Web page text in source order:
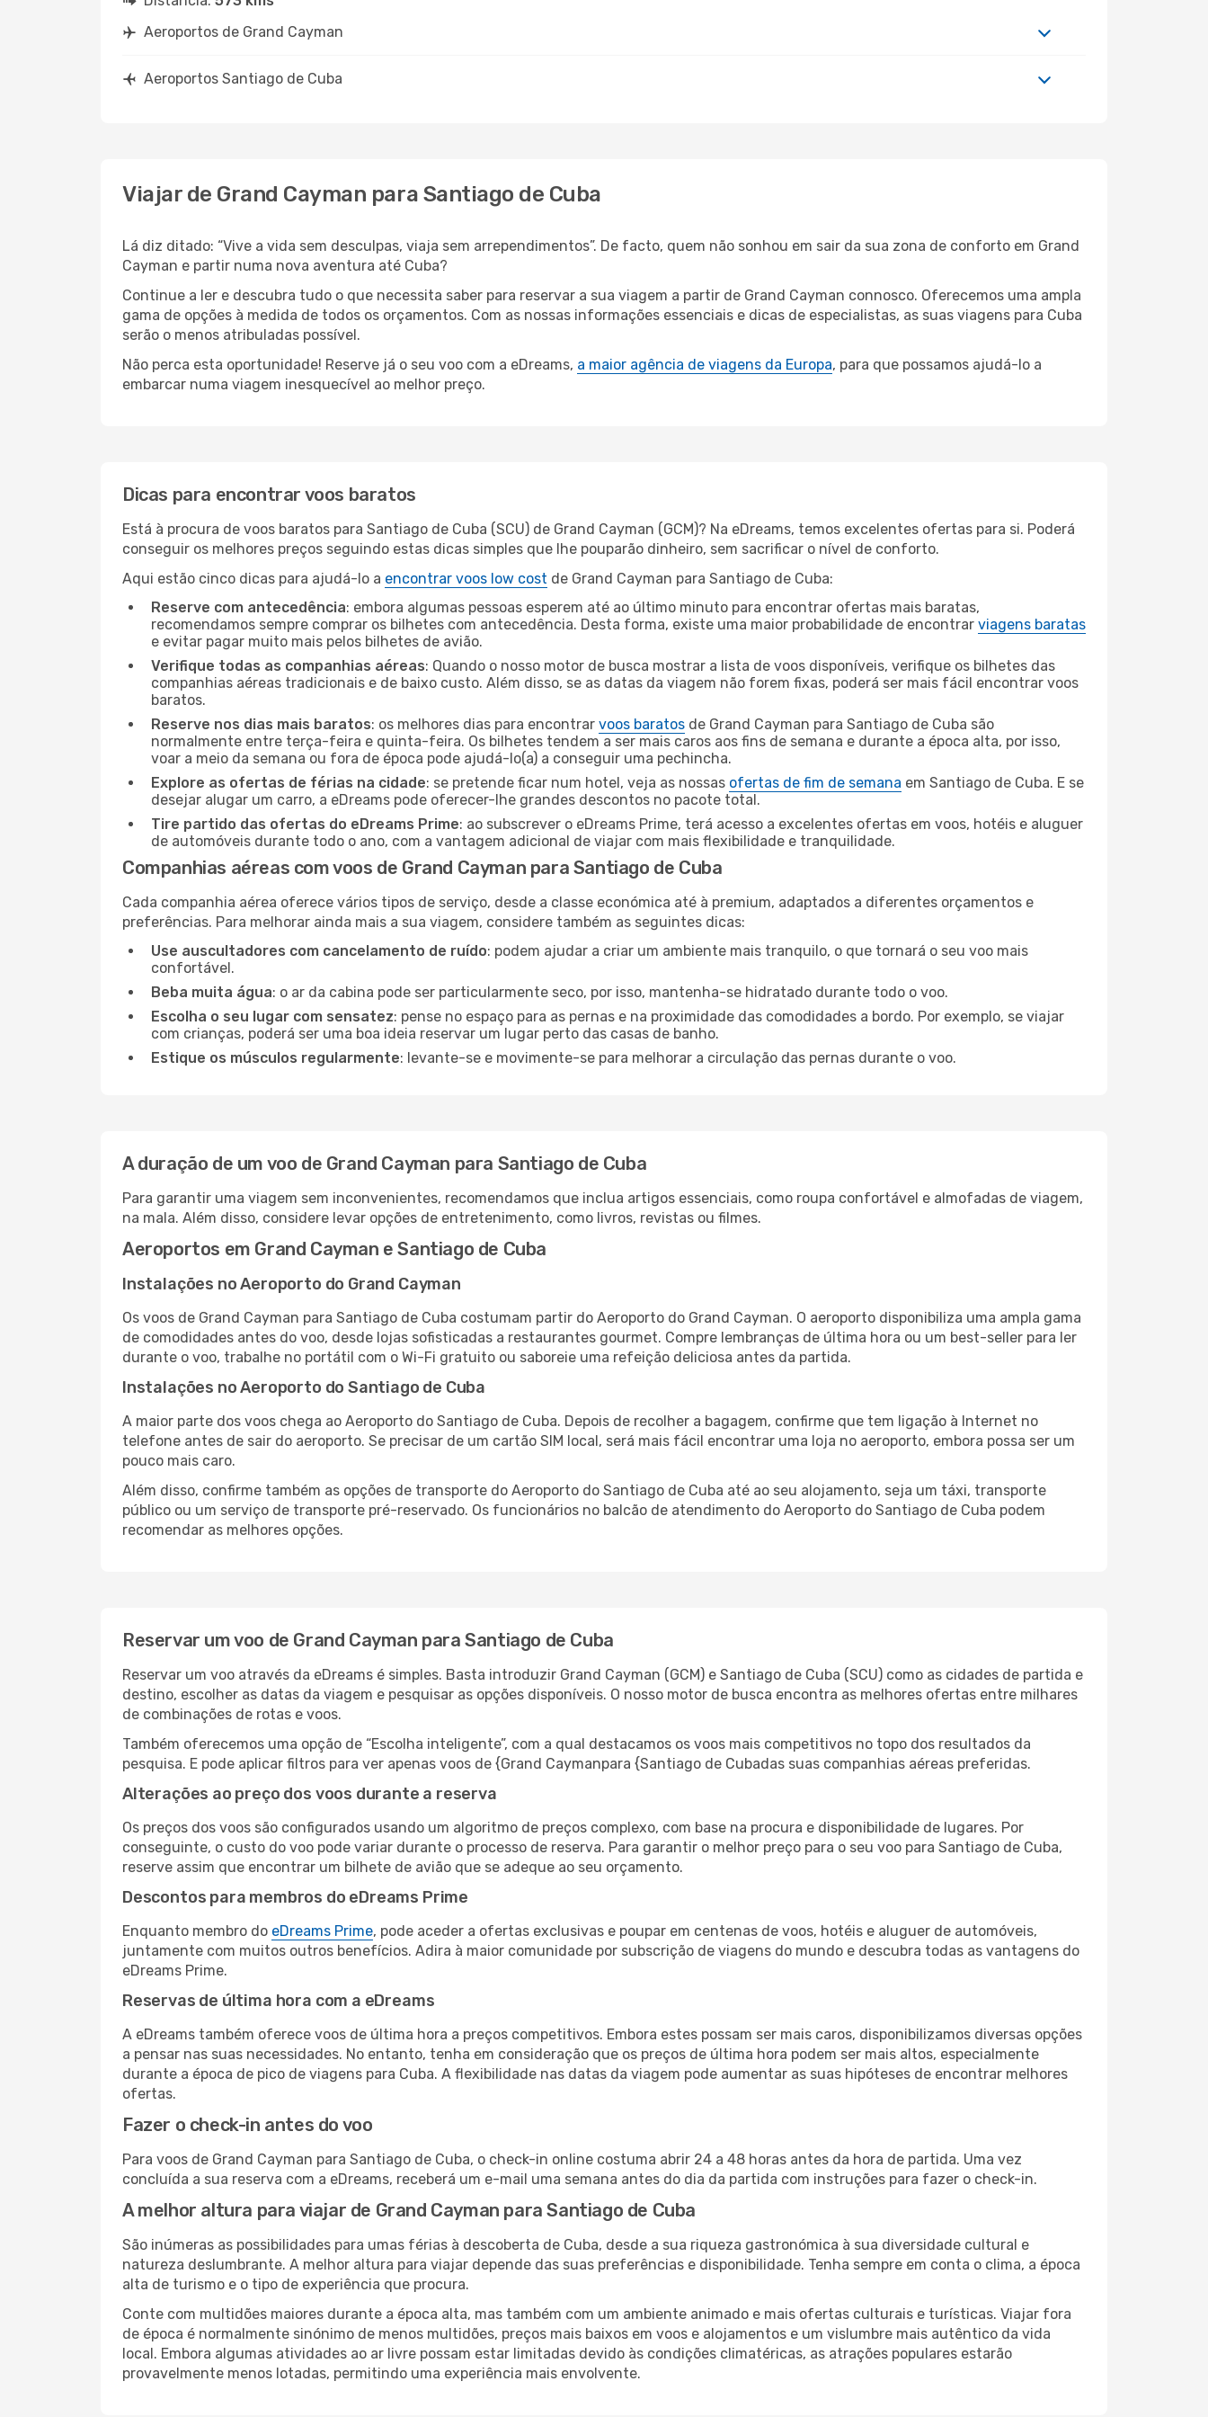
Aeroportos de Grand Cayman
Aeroportos Santiago de Cuba
Viajar de Grand Cayman para Santiago de Cuba
Lá diz ditado: “Vive a vida sem desculpas, viaja sem arrependimentos”. De facto, quem não sonhou em sair da sua zona de conforto em Grand
Cayman e partir numa nova aventura até Cuba?
Continue a ler e descubra tudo o que necessita saber para reservar a sua viagem a partir de Grand Cayman connosco. Oferecemos uma ampla
gama de opções à medida de todos os orçamentos. Com as nossas informações essenciais e dicas de especialistas, as suas viagens para Cuba
serão o menos atribuladas possível.
Não perca esta oportunidade! Reserve já o seu voo com a eDreams, a maior agência de viagens da Europa, para que possamos ajudá-lo a
embarcar numa viagem inesquecível ao melhor preço.
Dicas para encontrar voos baratos
Está à procura de voos baratos para Santiago de Cuba (SCU) de Grand Cayman (GCM)? Na eDreams, temos excelentes ofertas para si. Poderá
conseguir os melhores preços seguindo estas dicas simples que lhe pouparão dinheiro, sem sacrificar o nível de conforto.
Aqui estão cinco dicas para ajudá-lo a encontrar voos low cost de Grand Cayman para Santiago de Cuba:
Reserve com antecedência: embora algumas pessoas esperem até ao último minuto para encontrar ofertas mais baratas,
recomendamos sempre comprar os bilhetes com antecedência. Desta forma, existe uma maior probabilidade de encontrar viagens baratas
e evitar pagar muito mais pelos bilhetes de avião.
Verifique todas as companhias aéreas: Quando o nosso motor de busca mostrar a lista de voos disponíveis, verifique os bilhetes das
companhias aéreas tradicionais e de baixo custo. Além disso, se as datas da viagem não forem fixas, poderá ser mais fácil encontrar voos
baratos.
Reserve nos dias mais baratos: os melhores dias para encontrar voos baratos de Grand Cayman para Santiago de Cuba são
normalmente entre terça-feira e quinta-feira. Os bilhetes tendem a ser mais caros aos fins de semana e durante a época alta, por isso,
voar a meio da semana ou fora de época pode ajudá-lo(a) a conseguir uma pechincha.
Explore as ofertas de férias na cidade: se pretende ficar num hotel, veja as nossas ofertas de fim de semana em Santiago de Cuba. E se
desejar alugar um carro, a eDreams pode oferecer-lhe grandes descontos no pacote total.
Tire partido das ofertas do eDreams Prime: ao subscrever o eDreams Prime, terá acesso a excelentes ofertas em voos, hotéis e aluguer
de automóveis durante todo o ano, com a vantagem adicional de viajar com mais flexibilidade e tranquilidade.
Companhias aéreas com voos de Grand Cayman para Santiago de Cuba
Cada companhia aérea oferece vários tipos de serviço, desde a classe económica até à premium, adaptados a diferentes orçamentos e
preferências. Para melhorar ainda mais a sua viagem, considere também as seguintes dicas:
Use auscultadores com cancelamento de ruído: podem ajudar a criar um ambiente mais tranquilo, o que tornará o seu voo mais
confortável.
Beba muita água: o ar da cabina pode ser particularmente seco, por isso, mantenha-se hidratado durante todo o voo.
Escolha o seu lugar com sensatez: pense no espaço para as pernas e na proximidade das comodidades a bordo. Por exemplo, se viajar
com crianças, poderá ser uma boa ideia reservar um lugar perto das casas de banho.
Estique os músculos regularmente: levante-se e movimente-se para melhorar a circulação das pernas durante o voo.
A duração de um voo de Grand Cayman para Santiago de Cuba
Para garantir uma viagem sem inconvenientes, recomendamos que inclua artigos essenciais, como roupa confortável e almofadas de viagem,
na mala. Além disso, considere levar opções de entretenimento, como livros, revistas ou filmes.
Aeroportos em Grand Cayman e Santiago de Cuba
Instalações no Aeroporto do Grand Cayman
Os voos de Grand Cayman para Santiago de Cuba costumam partir do Aeroporto do Grand Cayman. O aeroporto disponibiliza uma ampla gama
de comodidades antes do voo, desde lojas sofisticadas a restaurantes gourmet. Compre lembranças de última hora ou um best-seller para ler
durante o voo, trabalhe no portátil com o Wi-Fi gratuito ou saboreie uma refeição deliciosa antes da partida.
Instalações no Aeroporto do Santiago de Cuba
A maior parte dos voos chega ao Aeroporto do Santiago de Cuba. Depois de recolher a bagagem, confirme que tem ligação à Internet no
telefone antes de sair do aeroporto. Se precisar de um cartão SIM local, será mais fácil encontrar uma loja no aeroporto, embora possa ser um
pouco mais caro.
Além disso, confirme também as opções de transporte do Aeroporto do Santiago de Cuba até ao seu alojamento, seja um táxi, transporte
público ou um serviço de transporte pré-reservado. Os funcionários no balcão de atendimento do Aeroporto do Santiago de Cuba podem
recomendar as melhores opções.
Reservar um voo de Grand Cayman para Santiago de Cuba
Reservar um voo através da eDreams é simples. Basta introduzir Grand Cayman (GCM) e Santiago de Cuba (SCU) como as cidades de partida e
destino, escolher as datas da viagem e pesquisar as opções disponíveis. O nosso motor de busca encontra as melhores ofertas entre milhares
de combinações de rotas e voos.
Também oferecemos uma opção de “Escolha inteligente”, com a qual destacamos os voos mais competitivos no topo dos resultados da
pesquisa. E pode aplicar filtros para ver apenas voos de {Grand Caymanpara {Santiago de Cubadas suas companhias aéreas preferidas.
Alterações ao preço dos voos durante a reserva
Os preços dos voos são configurados usando um algoritmo de preços complexo, com base na procura e disponibilidade de lugares. Por
conseguinte, o custo do voo pode variar durante o processo de reserva. Para garantir o melhor preço para o seu voo para Santiago de Cuba,
reserve assim que encontrar um bilhete de avião que se adeque ao seu orçamento.
Descontos para membros do eDreams Prime
Enquanto membro do eDreams Prime, pode aceder a ofertas exclusivas e poupar em centenas de voos, hotéis e aluguer de automóveis,
juntamente com muitos outros benefícios. Adira à maior comunidade por subscrição de viagens do mundo e descubra todas as vantagens do
eDreams Prime.
Reservas de última hora com a eDreams
A eDreams também oferece voos de última hora a preços competitivos. Embora estes possam ser mais caros, disponibilizamos diversas opções
a pensar nas suas necessidades. No entanto, tenha em consideração que os preços de última hora podem ser mais altos, especialmente
durante a época de pico de viagens para Cuba. A flexibilidade nas datas da viagem pode aumentar as suas hipóteses de encontrar melhores
ofertas.
Fazer o check-in antes do voo
Para voos de Grand Cayman para Santiago de Cuba, o check-in online costuma abrir 24 a 48 horas antes da hora de partida. Uma vez
concluída a sua reserva com a eDreams, receberá um e-mail uma semana antes do dia da partida com instruções para fazer o check-in.
A melhor altura para viajar de Grand Cayman para Santiago de Cuba
São inúmeras as possibilidades para umas férias à descoberta de Cuba, desde a sua riqueza gastronómica à sua diversidade cultural e
natureza deslumbrante. A melhor altura para viajar depende das suas preferências e disponibilidade. Tenha sempre em conta o clima, a época
alta de turismo e o tipo de experiência que procura.
Conte com multidões maiores durante a época alta, mas também com um ambiente animado e mais ofertas culturais e turísticas. Viajar fora
de época é normalmente sinónimo de menos multidões, preços mais baixos em voos e alojamentos e um vislumbre mais autêntico da vida
local. Embora algumas atividades ao ar livre possam estar limitadas devido às condições climatéricas, as atrações populares estarão
provavelmente menos lotadas, permitindo uma experiência mais envolvente.